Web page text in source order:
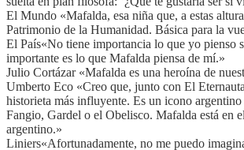
El Mundo «Mafalda, esa niña que, a estas
Patrimonio de la Humanidad. Básica para la
El País«No tiene importancia lo que yo pienso
importante es lo que Mafalda piensa de mí.»
Julio Cortázar «Mafalda es una heroína de
Umberto Eco «Creo que, junto con El
historieta más influyente. Es un icono
Fangio, Gardel o el Obelisco. Mafalda está en
argentino.»
Liniers«Afortunadamente, no me puedo